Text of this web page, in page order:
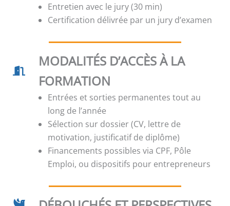
Entretien avec le jury (30 min)
Certification délivrée par un jury d’examen
MODALITÉS D’ACCÈS À LA
FORMATION
Entrées et sorties permanentes tout au
long de l’année
Sélection sur dossier (CV, lettre de
motivation, justificatif de diplôme)
Financements possibles via CPF, Pôle
Emploi, ou dispositifs pour entrepreneurs